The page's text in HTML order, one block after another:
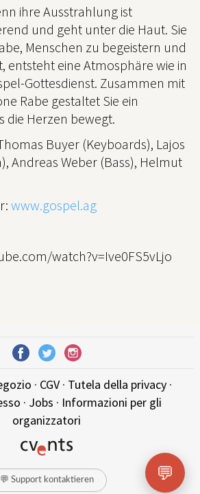
ihre Ausstrahlung ist
und geht unter die Haut. Sie
Menschen zu begeistern und
entsteht eine Atmosphäre wie in
Gottesdienst. Zusammen mit
Rabe gestaltet Sie ein
die Herzen bewegt.
Buyer (Keyboards), Lajos
Andreas Weber (Bass), Helmut
www.gospel.ag
watch?v=Ive0FS5vLjo
· CGV· Tutela della privacy·
· Jobs · Informazioni per gli
organizzatori
💬 Support kontaktieren 💬